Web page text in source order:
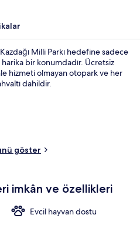
Deniz Manzarali Suit Bungalow |
Milli Parkı hedefine sadece
bir konumdadır. Ücretsiz
hizmeti olmayan otopark ve her
dahildir.
göster
imkân ve özellikleri
Evcil hayvan dostu